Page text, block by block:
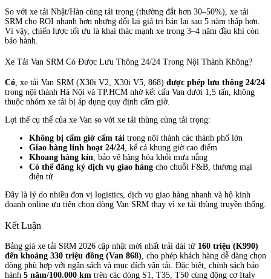
So với xe tải Nhật/Hàn cùng tải trọng (thường đắt hơn 30–50%), xe tải
SRM cho ROI nhanh hơn nhưng đổi lại giá trị bán lại sau 5 năm thấp hơn.
Vì vậy, chiến lược tối ưu là khai thác mạnh xe trong 3–4 năm đầu khi còn
bảo hành.
Xe Tải Van SRM Có Được Lưu Thông 24/24 Trong Nội Thành Không?
Có, xe tải Van SRM (X30i V2, X30i V5, 868) được phép lưu thông 24/24
trong nội thành Hà Nội và TP.HCM nhờ kết cấu Van dưới 1,5 tấn, không
thuộc nhóm xe tải bị áp dụng quy định cấm giờ.
Lợi thế cụ thể của xe Van so với xe tải thùng cùng tải trọng:
Không bị cấm giờ cấm tải trong nội thành các thành phố lớn
Giao hàng linh hoạt 24/24, kể cả khung giờ cao điểm
Khoang hàng kín, bảo vệ hàng hóa khỏi mưa nắng
Có thể đăng ký dịch vụ giao hàng cho chuỗi F&B, thương mại
điện tử
Đây là lý do nhiều đơn vị logistics, dịch vụ giao hàng nhanh và hộ kinh
doanh online ưu tiên chọn dòng Van SRM thay vì xe tải thùng truyền thống.
Kết Luận
Bảng giá xe tải SRM 2026 cập nhật mới nhất trải dài từ 160 triệu (K990)
đến khoảng 330 triệu đồng (Van 868), cho phép khách hàng dễ dàng chọn
dòng phù hợp với ngân sách và mục đích vận tải. Đặc biệt, chính sách bảo
hành 5 năm/100.000 km trên các dòng S1, T35, T50 cùng động cơ Italy